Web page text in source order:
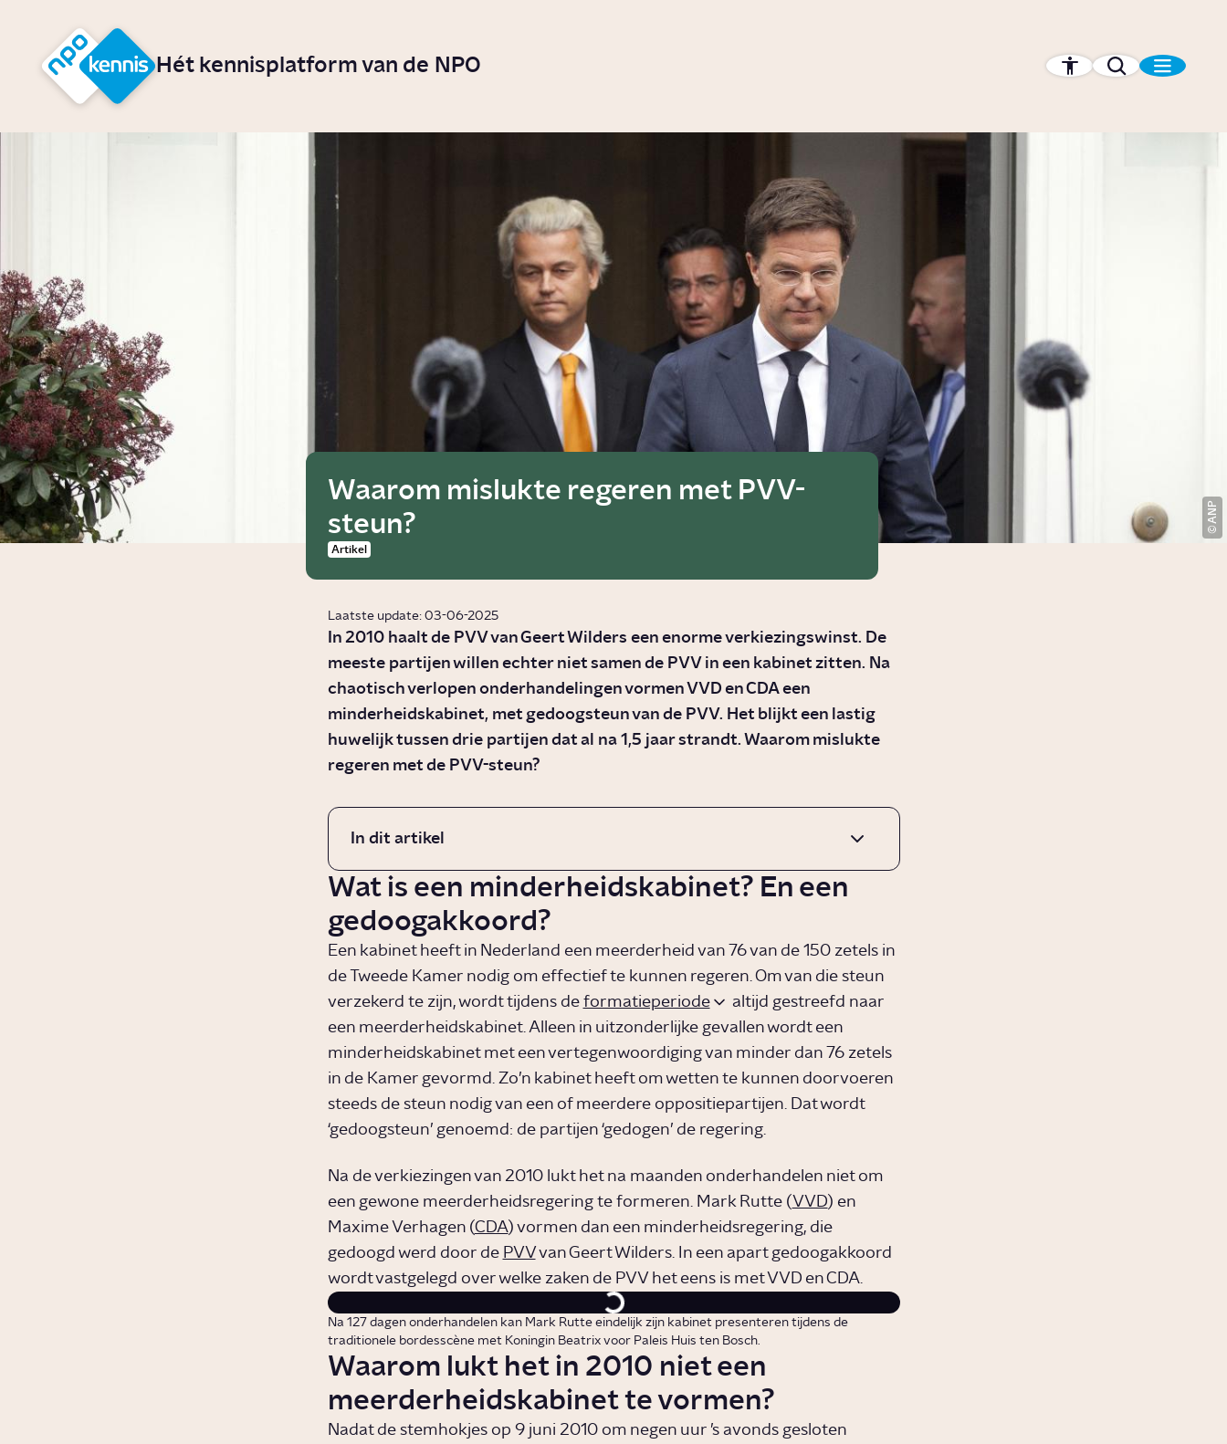
Hét kennisplatform van de NPO
ANP
Waarom mislukte regeren met PVV-
steun?
Artikel
Laatste update: 03-06-2025
In 2010 haalt de PVV van Geert Wilders een enorme verkiezingswinst. De
meeste partijen willen echter niet samen de PVV in een kabinet zitten. Na
chaotisch verlopen onderhandelingen vormen VVD en CDA een
minderheidskabinet, met gedoogsteun van de PVV. Het blijkt een lastig
huwelijk tussen drie partijen dat al na 1,5 jaar strandt. Waarom mislukte
regeren met de PVV-steun?
In dit artikel
Wat is een minderheidskabinet? En een
gedoogakkoord?
Een kabinet heeft in Nederland een meerderheid van 76 van de 150 zetels in
de Tweede Kamer nodig om effectief te kunnen regeren. Om van die steun
verzekerd te zijn, wordt tijdens de formatieperiode
altijd gestreefd naar
een meerderheidskabinet. Alleen in uitzonderlijke gevallen wordt een
minderheidskabinet met een vertegenwoordiging van minder dan 76 zetels
in de Kamer gevormd. Zo’n kabinet heeft om wetten te kunnen doorvoeren
steeds de steun nodig van een of meerdere oppositiepartijen. Dat wordt
‘gedoogsteun’ genoemd: de partijen ‘gedogen’ de regering.
Na de verkiezingen van 2010 lukt het na maanden onderhandelen niet om
een gewone meerderheidsregering te formeren. Mark Rutte ( VVD) en
Maxime Verhagen (CDA) vormen dan een minderheidsregering, die
gedoogd werd door de PVVvan Geert Wilders. In een apart gedoogakkoord
wordt vastgelegd over welke zaken de PVV het eens is met VVD en CDA.
Na 127 dagen onderhandelen kan Mark Rutte eindelijk zijn kabinet presenteren tijdens de
traditionele bordesscène met Koningin Beatrix voor Paleis Huis ten Bosch.
Waarom lukt het in 2010 niet een
meerderheidskabinet te vormen?
Nadat de stemhokjes op 9 juni 2010 om negen uur ’s avonds gesloten